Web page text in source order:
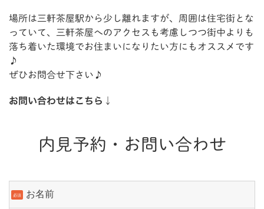
場所は三軒茶屋駅から少し離れますが、周囲は住宅街とな
っていて、三軒茶屋へのアクセスも考慮しつつ街中よりも
落ち着いた環境でお住まいになりたい方にもオススメです
♪
ぜひお問合せ下さい♪
お問い合わせはこちら↓
内見予約・お問い合わせ
必須 お名前